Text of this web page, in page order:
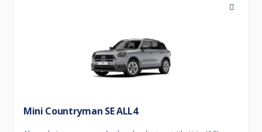
Mini Countryman SE ALL4